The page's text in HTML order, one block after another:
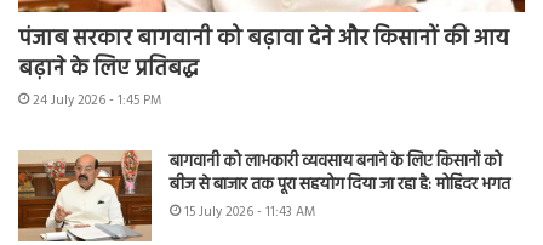
पंजाब सरकार बागवानी को बढ़ावा देने और किसानों की आय
बढ़ाने के लिए प्रतिबद्ध
24 July 2026 - 1:45 PM
बागवानी को लाभकारी व्यवसाय बनाने के लिए किसानों को
बीज से बाजार तक पूरा सहयोग दिया जा रहा है: मोहिंदर भगत
15 July 2026 - 11:43 AM